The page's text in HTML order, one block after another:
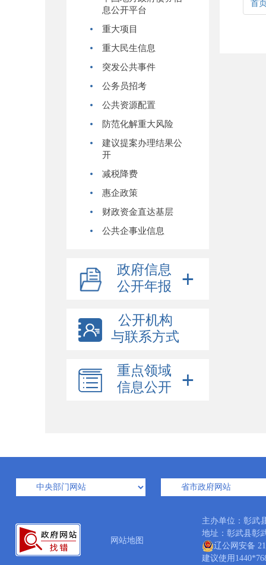
息公开平台
重大项目
重大民生信息
突发公共事件
公务员招考
公共资源配置
防范化解重大风险
建议提案办理结果公
开
减税降费
惠企政策
财政资金直达基层
公共企事业信息
政府信息
公开年报
公开机构
与联系方式
重点领域
信息公开
首
网站地图
主办单位：彰
地址：彰武县
辽公网安备
建议使用